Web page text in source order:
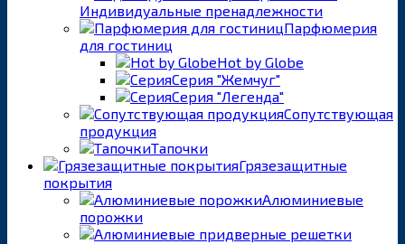
Индивидуальные пренадлежности
Парфюмерия
для гостиниц
Hot by Globe
Серия "Жемчуг"
Серия "Легенда"
Сопутствующая
продукция
Тапочки
Грязезащитные
покрытия
Алюминиевые
порожки